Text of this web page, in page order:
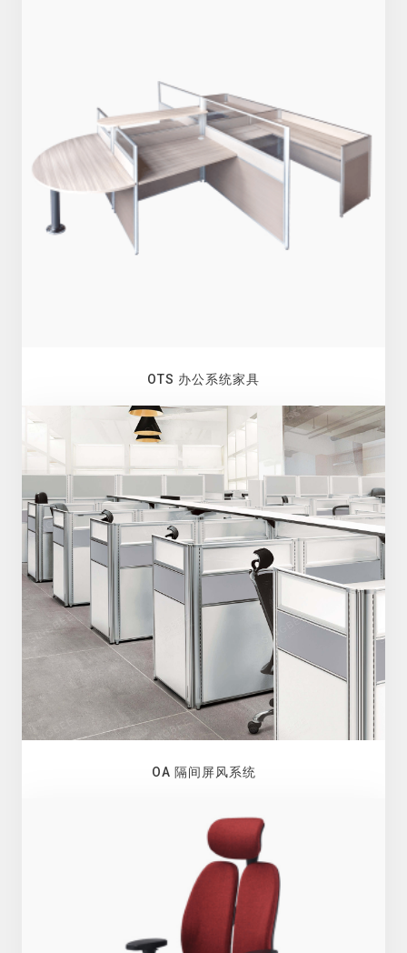
OTS 办公系统家具
OA 隔间屏风系统